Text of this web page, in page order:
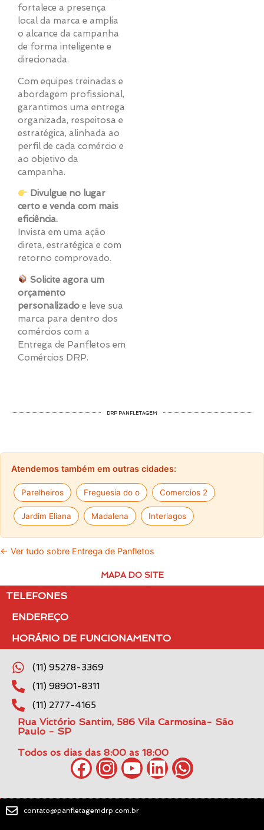
fortalece a presença
local da marca e amplia
o alcance da campanha
de forma inteligente e
direcionada.
Com equipes treinadas e
abordagem profissional,
garantimos uma entrega
organizada, respeitosa e
estratégica, alinhada ao
perfil de cada comércio e
ao objetivo da
campanha.
Divulgue no lugar
certo e venda com mais
eficiência.
Invista em uma ação
direta, estratégica e com
retorno comprovado.
Solicite agora um
orçamento
personalizado e leve sua
marca para dentro dos
comércios com a
Entrega de Panfletos em
Comércios DRP.
DRP PANFLETAGEM
Atendemos também em outras cidades:
Parelheiros Freguesia do o Comercios 2
Jardim Eliana Madalena Interlagos
← Ver tudo sobre Entrega de Panfletos
MAPA DO SITE
TELEFONES
ENDEREÇO
HORÁRIO DE FUNCIONAMENTO
(11) 95278-3369
(11) 98901-8311
(11) 2777-4165
Rua Victório Santim, 586 Vila Carmosina- São
Paulo - SP
Todos os dias das 8:00 as 18:00
contato@panfletagemdrp.com.br